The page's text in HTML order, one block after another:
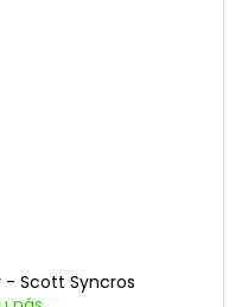
- Scott Syncros